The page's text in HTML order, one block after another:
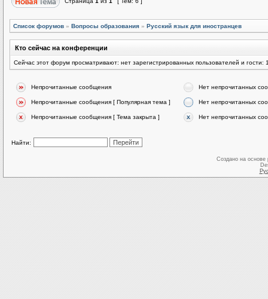
Список форумов » Вопросы образования » Русский язык для иностранцев
Кто сейчас на конференции
Сейчас этот форум просматривают: нет зарегистрированных пользователей и гости:
Непрочитанные сообщения Нет непрочитанных
Непрочитанные сообщения [ Популярная тема ] Нет непрочитанных
Непрочитанные сообщения [ Тема закрыта ] Нет непрочитанных
Найти:
Создано на основе